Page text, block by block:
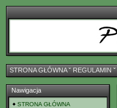
STRONA GŁÓWNAˇ REGULAMIN ˇ
Nawigacja
STRONA GŁÓWNA